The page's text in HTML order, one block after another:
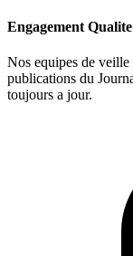
Engagement Qualite
Nos equipes de
publications du
toujours a jour.